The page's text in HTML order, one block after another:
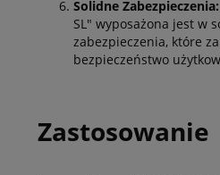
Solidne Zabezpieczenia:
SL" wyposażona jest w
zabezpieczenia, które
bezpieczeństwo
Zastosowanie